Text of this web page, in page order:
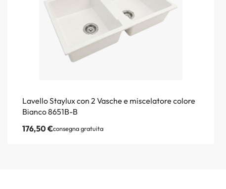
Lavello Staylux con 2 Vasche e miscelatore colore
Bianco 8651B-B
176,50€consegna gratuita